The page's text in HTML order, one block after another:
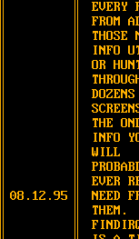
08.12.95
EVERY
FROM
THOSE
INFO
OR
THE
INFO
WILL
EVER
NEED
THEM.